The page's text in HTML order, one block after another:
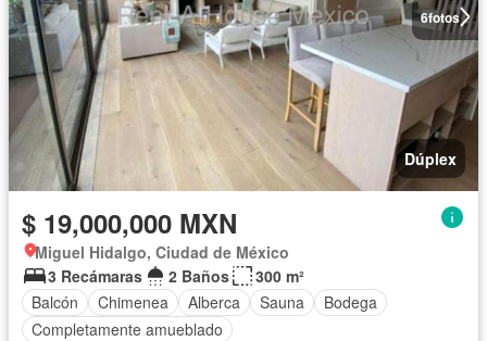
6fotos
Dúplex
$ 19,000,000 MXN
Miguel Hidalgo, Ciudad de México
3 Recámaras
2 Baños
300 m²
Balcón
Chimenea Alberca Sauna
Bodega
Completamente amueblado